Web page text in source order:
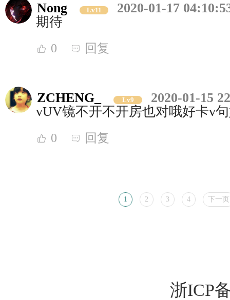
Nong Lv11
2020-01-17
期待
0 回复
ZCHENG_ Lv9
2020-01-15
vUV镜不开不开房也对哦好卡v
0 回复
1 2 3 4 下一页
浙ICP